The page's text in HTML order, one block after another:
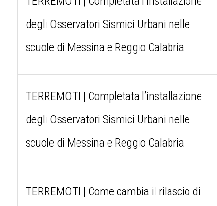
degli Osservatori Sismici Urbani nelle
scuole di Messina e Reggio Calabria
TERREMOTI | Completata l’installazione
degli Osservatori Sismici Urbani nelle
scuole di Messina e Reggio Calabria
TERREMOTI | Come cambia il rilascio di